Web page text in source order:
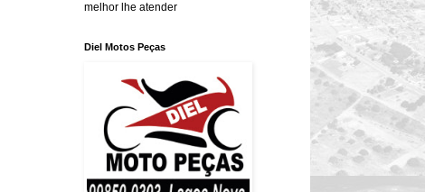
melhor lhe atender
Diel Motos Peças